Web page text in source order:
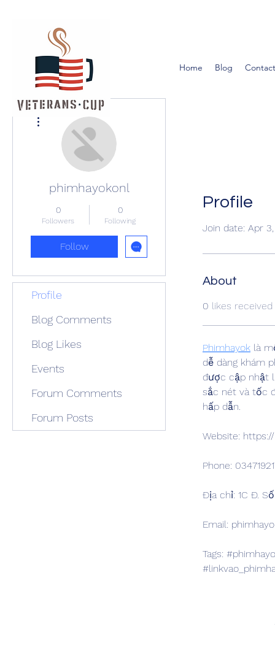
Home Blog
Profile
Join date: Apr
About
0 likes received
Phimhayok là
dễ dàng khám
được cập nhật
sắc nét và tốc
hấp dẫn.
Website:
Phone:
Địa chỉ: 1C Đ.
Email:
Tags:
phimhayokonl
0
Followers
0
Following
Follow
Profile
Blog Comments
Blog Likes
Events
Forum Comments
Forum Posts